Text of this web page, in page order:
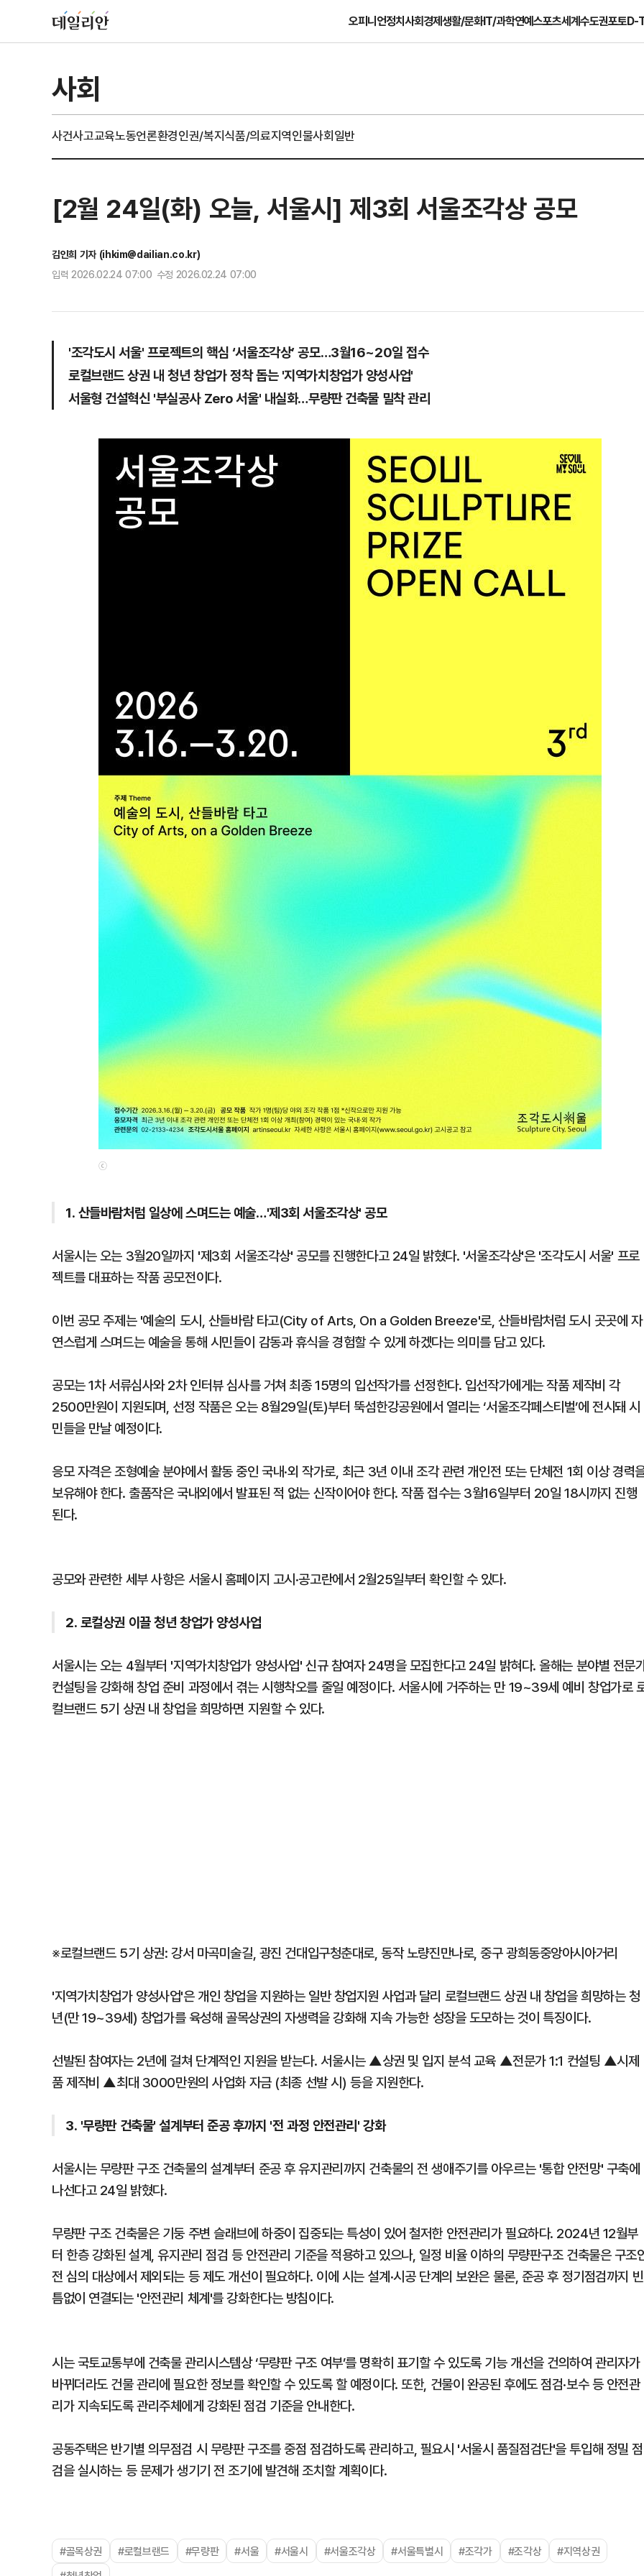
오피니언정치사회경제생활/문화IT/과학연예스포츠세계수도권포토D-
사회
사건사고교육노동언론환경인권/복지식품/의료지역인물사회일반
[2월 24일(화) 오늘, 서울시] 제3회 서울조각상 공모
김인희 기자 (ihkim@dailian.co.kr)
입력 2026.02.24 07:00 수정 2026.02.24 07:00
'조각도시 서울' 프로젝트의 핵심 ‘서울조각상’ 공모…3월16~20일 접수
로컬브랜드 상권 내 청년 창업가 정착 돕는 '지역가치창업가 양성사업'
서울형 건설혁신 '부실공사 Zero 서울' 내실화…무량판 건축물 밀착 관리
ⓒ
1. 산들바람처럼 일상에 스며드는 예술…'제3회 서울조각상' 공모
서울시는 오는 3월20일까지 '제3회 서울조각상' 공모를 진행한다고 24일 밝혔다. '서울조각상'은 '조각도시 서울' 프로
젝트를 대표하는 작품 공모전이다.
이번 공모 주제는 '예술의 도시, 산들바람 타고(City of Arts, On a Golden Breeze'로, 산들바람처럼 도시 곳곳에 자
연스럽게 스며드는 예술을 통해 시민들이 감동과 휴식을 경험할 수 있게 하겠다는 의미를 담고 있다.
공모는 1차 서류심사와 2차 인터뷰 심사를 거쳐 최종 15명의 입선작가를 선정한다. 입선작가에게는 작품 제작비 각
2500만원이 지원되며, 선정 작품은 오는 8월29일(토)부터 뚝섬한강공원에서 열리는 ‘서울조각페스티벌’에 전시돼 시
민들을 만날 예정이다.
응모 자격은 조형예술 분야에서 활동 중인 국내·외 작가로, 최근 3년 이내 조각 관련 개인전 또는 단체전 1회 이상 경력
보유해야 한다. 출품작은 국내외에서 발표된 적 없는 신작이어야 한다. 작품 접수는 3월16일부터 20일 18시까지 진행
된다.
공모와 관련한 세부 사항은 서울시 홈페이지 고시·공고란에서 2월25일부터 확인할 수 있다.
2. 로컬상권 이끌 청년 창업가 양성사업
서울시는 오는 4월부터 '지역가치창업가 양성사업' 신규 참여자 24명을 모집한다고 24일 밝혀다. 올해는 분야별 전문
컨설팅을 강화해 창업 준비 과정에서 겪는 시행착오를 줄일 예정이다. 서울시에 거주하는 만 19~39세 예비 창업가로
컬브랜드 5기 상권 내 창업을 희망하면 지원할 수 있다.
※로컬브랜드 5기 상권: 강서 마곡미술길, 광진 건대입구청춘대로, 동작 노량진만나로, 중구 광희동중앙아시아거리
'지역가치창업가 양성사업'은 개인 창업을 지원하는 일반 창업지원 사업과 달리 로컬브랜드 상권 내 창업을 희망하는 청
년(만 19~39세) 창업가를 육성해 골목상권의 자생력을 강화해 지속 가능한 성장을 도모하는 것이 특징이다.
선발된 참여자는 2년에 걸쳐 단계적인 지원을 받는다. 서울시는 ▲상권 및 입지 분석 교육 ▲전문가 1:1 컨설팅 ▲시제
품 제작비 ▲최대 3000만원의 사업화 자금 (최종 선발 시) 등을 지원한다.
3. '무량판 건축물' 설계부터 준공 후까지 '전 과정 안전관리' 강화
서울시는 무량판 구조 건축물의 설계부터 준공 후 유지관리까지 건축물의 전 생애주기를 아우르는 '통합 안전망' 구축에
나선다고 24일 밝혔다.
무량판 구조 건축물은 기둥 주변 슬래브에 하중이 집중되는 특성이 있어 철저한 안전관리가 필요하다. 2024년 12월부
터 한층 강화된 설계, 유지관리 점검 등 안전관리 기준을 적용하고 있으나, 일정 비율 이하의 무량판구조 건축물은 구조
전 심의 대상에서 제외되는 등 제도 개선이 필요하다. 이에 시는 설계·시공 단계의 보완은 물론, 준공 후 정기점검까지 빈
틈없이 연결되는 '안전관리 체계'를 강화한다는 방침이다.
시는 국토교통부에 건축물 관리시스템상 ‘무량판 구조 여부’를 명확히 표기할 수 있도록 기능 개선을 건의하여 관리자가
바뀌더라도 건물 관리에 필요한 정보를 확인할 수 있도록 할 예정이다. 또한, 건물이 완공된 후에도 점검·보수 등 안전관
리가 지속되도록 관리주체에게 강화된 점검 기준을 안내한다.
공동주택은 반기별 의무점검 시 무량판 구조를 중점 점검하도록 관리하고, 필요시 '서울시 품질점검단'을 투입해 정밀 점
검을 실시하는 등 문제가 생기기 전 조기에 발견해 조치할 계획이다.
#골목상권 #로컬브랜드 #무량판 #서울 #서울시 #서울조각상 #서울특별시 #조각가 #조각상
#지역상권